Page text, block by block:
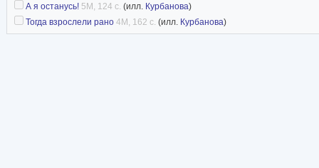
А я останусь! 5M, 124 с. (илл. Курбанова)
Тогда взрослели рано 4M, 162 с. (илл. Курбанова)